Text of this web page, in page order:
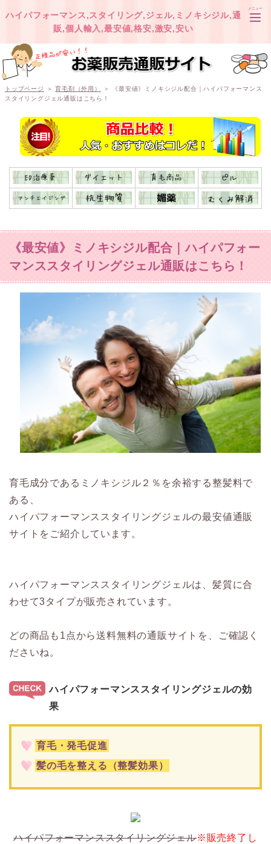
ハイパフォーマンス,スタイリング,ジェル,ミノキシジル,通
販,個人輸入,最安値,格安,激安,安い
メニュー
TOP
オオサカ堂
ベストケンコー
トップページ ＞育毛剤（外用）
＞ 《最安値》ミノキシジル配合｜ハイパフォーマンス
スタイリングジェル通販はこちら！
《最安値》ミノキシジル配合｜ハイパフォー
マンススタイリングジェル通販はこちら！
育毛成分であるミノキシジル２％を余裕する整髪料で
ある、
ハイパフォーマンススタイリングジェルの最安値通販
サイトをご紹介しています。
ハイパフォーマンススタイリングジェルは、髪質に合
わせて3タイプが販売されています。
どの商品も1点から送料無料の通販サイトを、ご確認く
ださいね。
ハイパフォーマンススタイリングジェルの効
果
育毛・発毛促進
髪の毛を整える（整髪効果）
ハイパフォーマンススタイリングジェル※販売終了し